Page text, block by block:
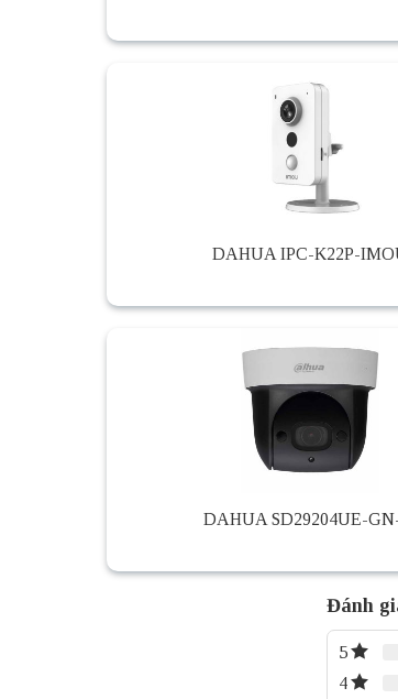
DAHUA IPC-K22P-
DAHUA SD29204UE-
Đánh
5
4